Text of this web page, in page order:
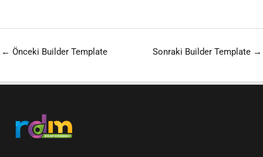
← Önceki Builder Template Sonraki Builder Template →